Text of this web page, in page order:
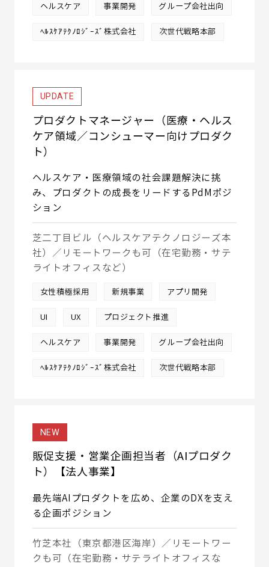
ヘルスケア 事業開発 グループ会社出向
ﾍﾙｽｹｱﾃｸﾉﾛｼﾞｰｽﾞ株式会社 次世代戦略本部
UPDATE
プロダクトマネージャー（医療・ヘルス
ケア領域／コンシューマー向けプロダク
ト）
ヘルスケア・医療領域の社会課題解決に挑
み、プロダクトの成長をリードするPdMポジ
ション
芝二丁目ビル（ヘルスケアテクノロジーズ本
社）／リモートワークも可（在宅勤務・サテ
ライトオフィスなど）
女性積極採用 新規事業 アプリ開発
UI UX プロジェクト推進
ヘルスケア 事業開発 グループ会社出向
ﾍﾙｽｹｱﾃｸﾉﾛｼﾞｰｽﾞ株式会社 次世代戦略本部
NEW
販促支援・営業企画担当者（AIプロダク
ト）【法人事業】
最先端AIプロダクトを広め、企業のDXを支え
る企画ポジション
竹芝本社（東京都港区海岸）／リモートワー
クも可（在宅勤務・サテライトオフィスな